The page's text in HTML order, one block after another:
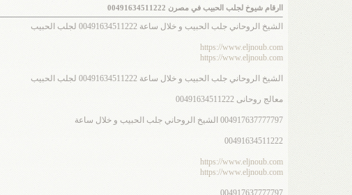
اارقام شيوخ لجلب الحبيب في مصرن 00491634511222
الشيخ الروحاني جلب الحبيب و خلال ساعة 00491634511222 لجلب الحبيب
https://www.eljnoub.com
https://www.eljnoub.com
الشيخ الروحاني جلب الحبيب و خلال ساعة 00491634511222 لجلب الحبيب
معالج روحانى 00491634511222
004917637777797 الشيخ الروحاني جلب الحبيب و خلال ساعة
00491634511222
https://www.eljnoub.com
https://www.eljnoub.com
004917637777797